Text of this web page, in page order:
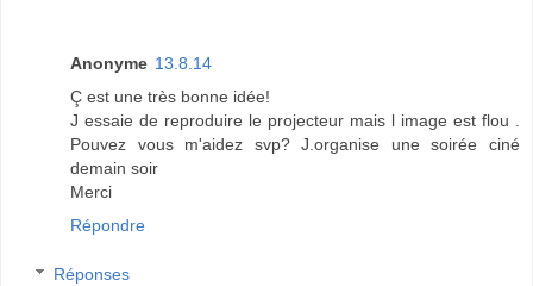
Anonyme 13.8.14
Ç est une très bonne idée!
J essaie de reproduire le projecteur mais l image est flou .
Pouvez vous m'aidez svp? J.organise une soirée ciné
demain soir
Merci
Répondre
Réponses